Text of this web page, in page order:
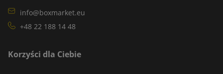
info@boxmarket.eu
+48 22 188 14 48
Korzyści dla Ciebie